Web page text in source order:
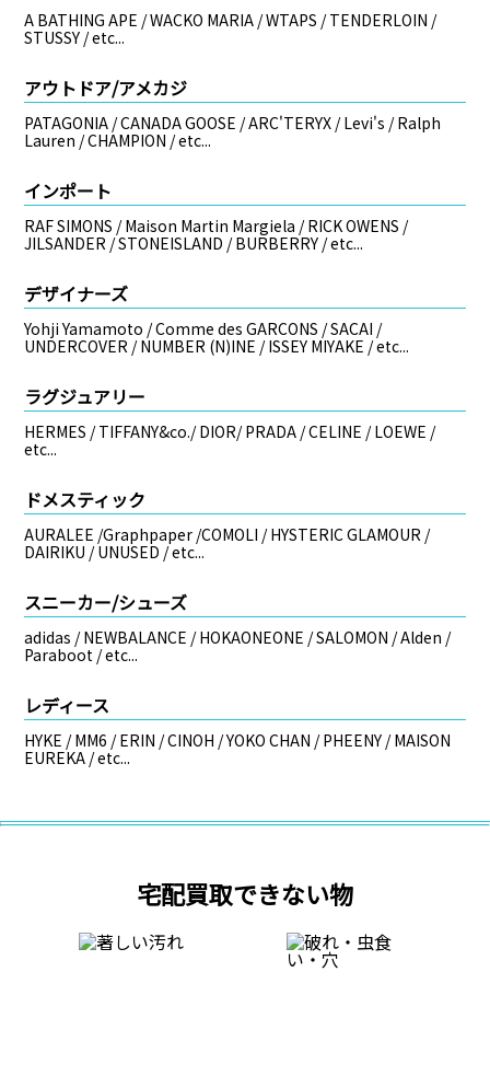
A BATHING APE / WACKO MARIA / WTAPS / TENDERLOIN /
STUSSY / etc...
アウトドア/アメカジ
PATAGONIA / CANADA GOOSE / ARC'TERYX / Levi's / Ralph
Lauren / CHAMPION / etc...
インポート
RAF SIMONS / Maison Martin Margiela / RICK OWENS /
JILSANDER / STONEISLAND / BURBERRY / etc...
デザイナーズ
Yohji Yamamoto / Comme des GARCONS / SACAI /
UNDERCOVER / NUMBER (N)INE / ISSEY MIYAKE / etc...
ラグジュアリー
HERMES / TIFFANY&co./ DIOR/ PRADA / CELINE / LOEWE /
etc...
ドメスティック
AURALEE /Graphpaper /COMOLI / HYSTERIC GLAMOUR /
DAIRIKU / UNUSED / etc...
スニーカー/シューズ
adidas / NEWBALANCE / HOKAONEONE / SALOMON / Alden /
Paraboot / etc...
レディース
HYKE / MM6 / ERIN / CINOH / YOKO CHAN / PHEENY / MAISON
EUREKA / etc...
宅配買取できない物